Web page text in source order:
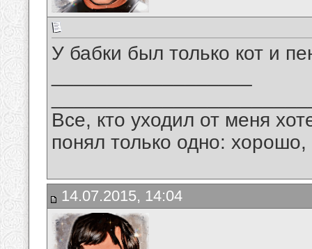
У бабки был только кот и
Все, кто уходил от меня
понял только одно:
14.07.2015, 14:04